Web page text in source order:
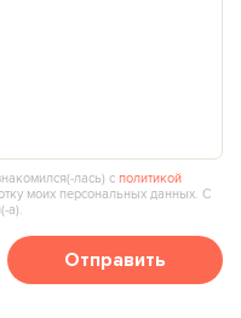
сполитикой
моих персональных данных. С
Отправить